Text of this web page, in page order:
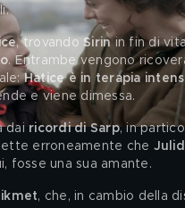
, trovando Sirin in fin di
. Entrambe vengono
Hatice è in terapia
e viene dimessa.
dai ricordi di Sarp, in
erroneamente che
fosse una sua amante.
, che, in cambio della